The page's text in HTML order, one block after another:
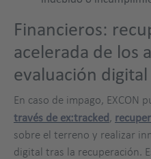
Financieros:
acelerada de los
evaluación digital
En caso de impago, EXCON
través de ex:tracked,
sobre el terreno y realizar
digital tras la recuperación.